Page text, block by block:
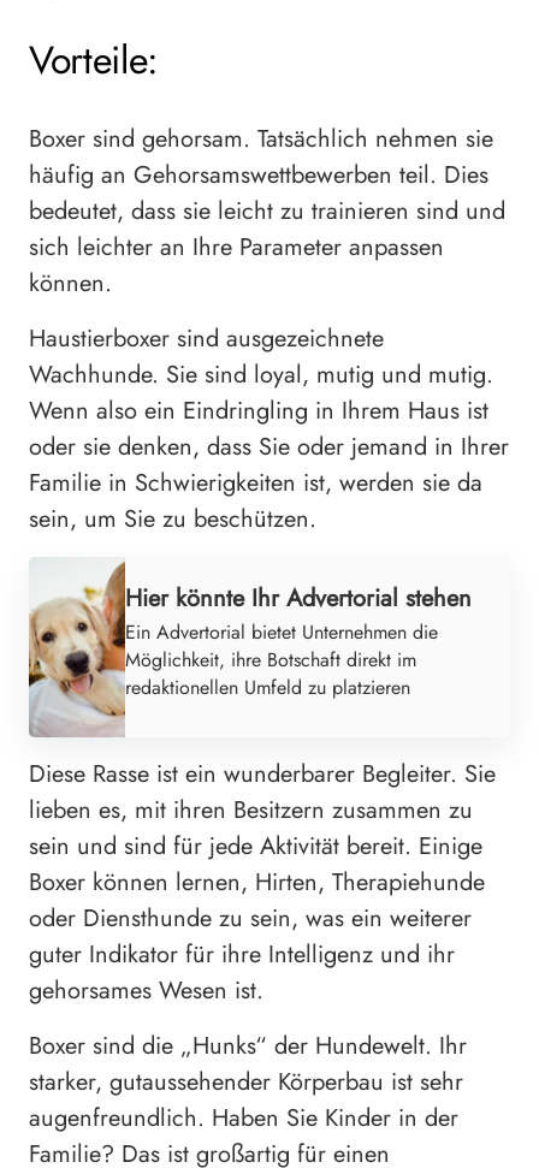
Vorteile:
Boxer sind gehorsam. Tatsächlich nehmen sie
häufig an Gehorsamswettbewerben teil. Dies
bedeutet, dass sie leicht zu trainieren sind und
sich leichter an Ihre Parameter anpassen
können.
Haustierboxer sind ausgezeichnete
Wachhunde. Sie sind loyal, mutig und mutig.
Wenn also ein Eindringling in Ihrem Haus ist
oder sie denken, dass Sie oder jemand in Ihrer
Familie in Schwierigkeiten ist, werden sie da
sein, um Sie zu beschützen.
Hier könnte Ihr Advertorial stehen
Ein Advertorial bietet Unternehmen die
Möglichkeit, ihre Botschaft direkt im
redaktionellen Umfeld zu platzieren
Diese Rasse ist ein wunderbarer Begleiter. Sie
lieben es, mit ihren Besitzern zusammen zu
sein und sind für jede Aktivität bereit. Einige
Boxer können lernen, Hirten, Therapiehunde
oder Diensthunde zu sein, was ein weiterer
guter Indikator für ihre Intelligenz und ihr
gehorsames Wesen ist.
Boxer sind die „Hunks“ der Hundewelt. Ihr
starker, gutaussehender Körperbau ist sehr
augenfreundlich. Haben Sie Kinder in der
Familie? Das ist großartig für einen